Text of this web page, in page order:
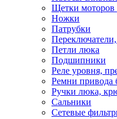
Щетки моторов
Ножки
Патрубки
Петли люка
Подшипники
Реле уровня,
Ремни привода
Ручки люка,
Сальники
Сетевые